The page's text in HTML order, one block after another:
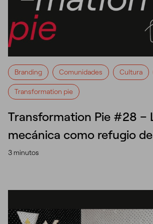
Branding Comunidades Cultura
Transformation pie
Transformation Pie #28 –
mecánica como refugio
3 minutos